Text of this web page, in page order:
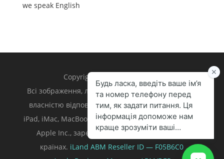
we speak English
Copyright 1998 – 2024 iLand.
Всі зображення, логотипи та торгівельні марки є
власністю відповідних власників. Apple, iPhone,
iPad, iMac, MacBook, Mac є торгівельними марками
Apple Inc., зареєстрованими у U.S. та інших
країнах. iLand ABM Reseller ID — F05B6C0